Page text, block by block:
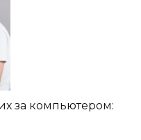
за компьютером: